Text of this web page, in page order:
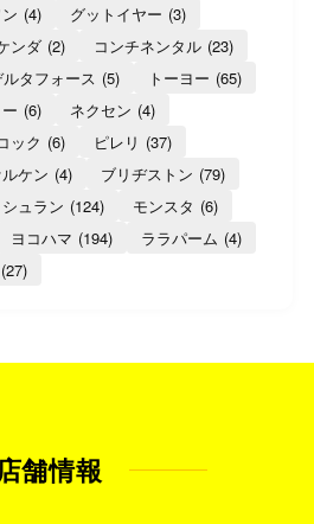
(4) グットイヤー (3)
ンダ (2) コンチネンタル (23)
タフォース (5) トーヨー (65)
(6) ネクセン (4)
ック (6) ピレリ (37)
ケン (4) ブリヂストン (79)
シュラン (124) モンスタ (6)
ヨコハマ (194) ララパーム (4)
(27)
舗情報